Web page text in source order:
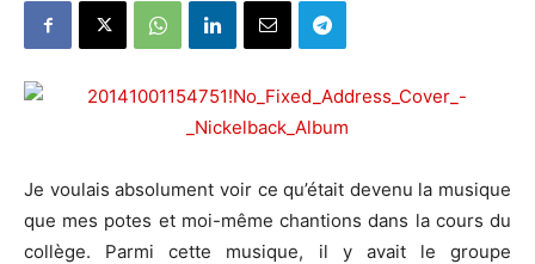
Je voulais absolument voir ce qu’était devenu la musique
que mes potes et moi-même chantions dans la cours du
collège. Parmi cette musique, il y avait le groupe